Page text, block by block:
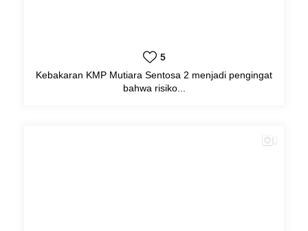
5
Kebakaran KMP Mutiara Sentosa 2 menjadi pengingat
bahwa risiko...